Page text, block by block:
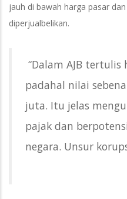
jauh di bawah harga pasar
diperjualbelikan.
“Dalam AJB tertulis
padahal nilai
juta. Itu jelas
pajak dan
negara. Unsur